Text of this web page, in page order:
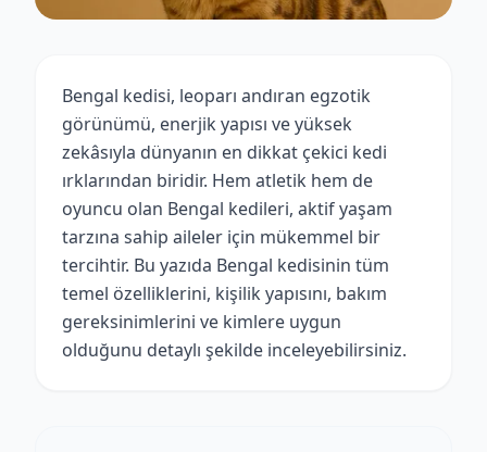
Bengal kedisi, leoparı andıran egzotik
görünümü, enerjik yapısı ve yüksek
zekâsıyla dünyanın en dikkat çekici kedi
ırklarından biridir. Hem atletik hem de
oyuncu olan Bengal kedileri, aktif yaşam
tarzına sahip aileler için mükemmel bir
tercihtir. Bu yazıda Bengal kedisinin tüm
temel özelliklerini, kişilik yapısını, bakım
gereksinimlerini ve kimlere uygun
olduğunu detaylı şekilde inceleyebilirsiniz.